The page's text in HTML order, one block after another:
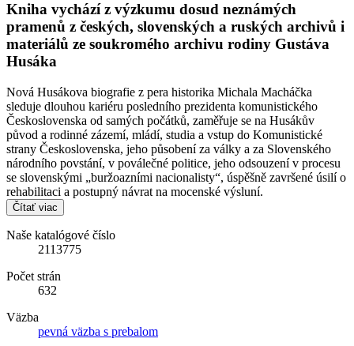
Kniha vychází z výzkumu dosud neznámých
pramenů z českých, slovenských a ruských archivů i
materiálů ze soukromého archivu rodiny Gustáva
Husáka
Nová Husákova biografie z pera historika Michala Macháčka
sleduje dlouhou kariéru posledního prezidenta komunistického
Československa od samých počátků, zaměřuje se na Husákův
původ a rodinné zázemí, mládí, studia a vstup do Komunistické
strany Československa, jeho působení za války a za Slovenského
národního povstání, v poválečné politice, jeho odsouzení v procesu
se slovenskými „buržoazními nacionalisty“, úspěšně završené úsilí o
rehabilitaci a postupný návrat na mocenské výsluní.
Čítať viac
Naše katalógové číslo
2113775
Počet strán
632
Väzba
pevná väzba s prebalom